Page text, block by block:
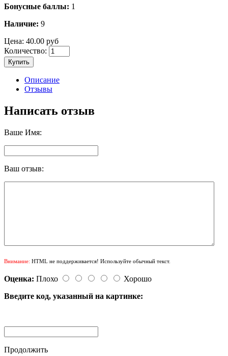
Бонусные баллы: 1
Наличие: 9
Цена: 40.00 руб
Количество:
Купить
Описание
Отзывы
Написать отзыв
Ваше Имя:
Ваш отзыв:
Внимание: HTML не поддерживается! Используйте обычный текст.
Оценка: Плохо
Хорошо
Введите код, указанный на картинке:
Продолжить